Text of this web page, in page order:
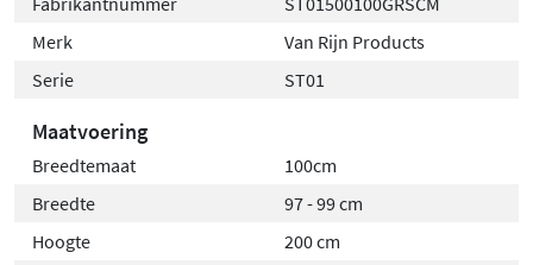
Merk
Van Rijn Products
Serie
ST01
Maatvoering
Breedtemaat
100cm
Breedte
97 - 99 cm
Hoogte
200 cm